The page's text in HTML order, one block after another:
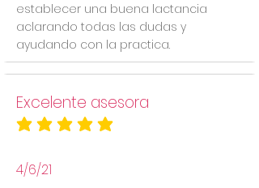
establecer una buena lactancia
aclarando todas las dudas y
ayudando con la practica.
Excelente asesora
la calificación promedio es 5 de 5
4/6/21